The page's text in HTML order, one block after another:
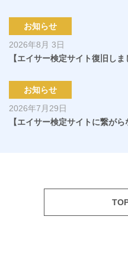
お知らせ
2026年8月 3日
【エイサー検定サイト復旧しま
お知らせ
2026年7月29日
【エイサー検定サイトに繋がら